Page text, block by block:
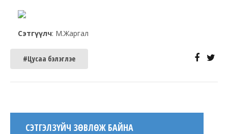
Сэтгүүлч: М.Жаргал
#Цусаа бэлэглэе
СЭТГЭЛЗҮЙЧ ЗӨВЛӨЖ БАЙНА